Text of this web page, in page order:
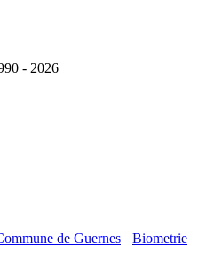
- 2026
de Guernes Biometrie